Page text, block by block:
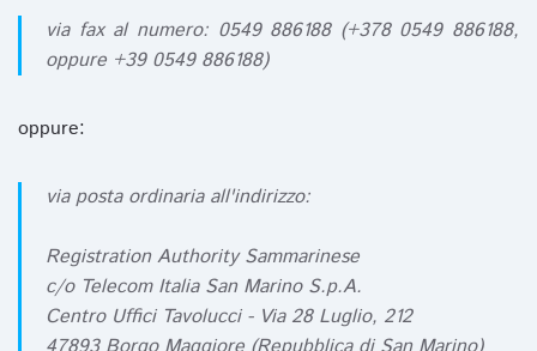
via fax al numero: 0549 886188 (+378 0549 886188,
oppure +39 0549 886188)
oppure:
via posta ordinaria all'indirizzo:
Registration Authority Sammarinese
c/o Telecom Italia San Marino S.p.A.
Centro Uffici Tavolucci - Via 28 Luglio, 212